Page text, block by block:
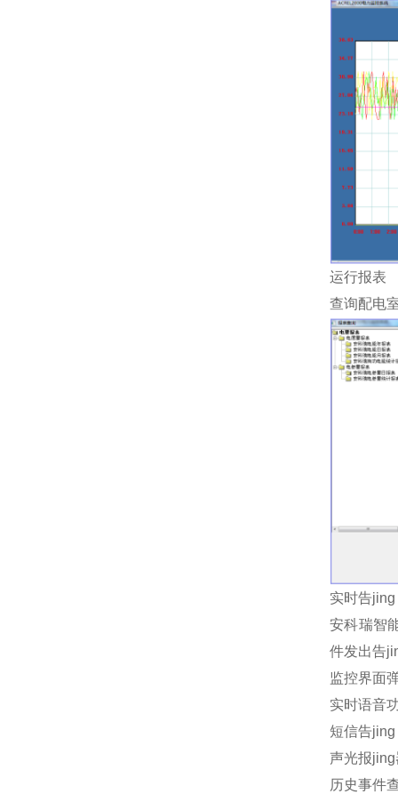
运行报表
查询配电
实时告jing
安科瑞智
件发出告
监控界面
实时语音
短信告
声光报jing
历史事件